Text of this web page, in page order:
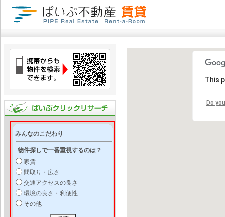
みんなのこだわり
物件探しで一番重視するのは？
家賃
間取り・広さ
交通アクセスの良さ
環境の良さ・利便性
その他
This
Do